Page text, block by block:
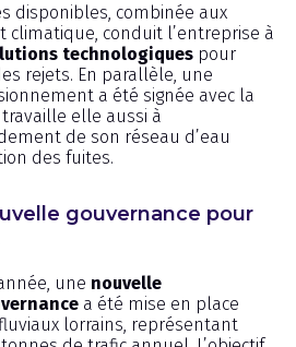
disponibles, combinée aux
climatique, conduit l’entreprise à
technologiques pour
rejets. En parallèle, une
a été signée avec la
elle aussi à
de son réseau d’eau
des fuites.
gouvernance pour
une nouvelle
a été mise en place
lorrains, représentant